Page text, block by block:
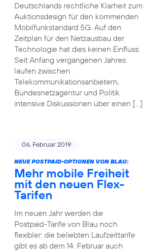
Deutschlands rechtliche Klarheit zum
Auktionsdesign für den kommenden
Mobilfunkstandard 5G. Auf den
Zeitplan für den Netzausbau der
Technologie hat dies keinen Einfluss.
Seit Anfang vergangenen Jahres
laufen zwischen
Telekommunikationsanbietern,
Bundesnetzagentur und Politik
intensive Diskussionen über einen […]
06. Februar 2019
NEUE POSTPAID-OPTIONEN VON BLAU:
Mehr mobile Freiheit
mit den neuen Flex-
Tarifen
Im neuen Jahr werden die
Postpaid-Tarife von Blau noch
flexibler: die beliebten Laufzeittarife
gibt es ab dem 14. Februar auch